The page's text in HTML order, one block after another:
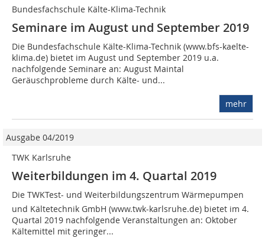
Bundesfachschule Kälte-Klima-Technik
Seminare im August und September 2019
Die Bundesfachschule Kälte-Klima-Technik (www.bfs-kaelte-
klima.de) bietet im August und September 2019 u.a.
nachfolgende Seminare an: August Maintal
Geräuschprobleme durch Kälte- und...
mehr
Ausgabe 04/2019
TWK Karlsruhe
Weiterbildungen im 4. Quartal 2019
Die TWKTest- und Weiterbildungszentrum Wärmepumpen
und Kältetechnik GmbH (www.twk-karlsruhe.de) bietet im 4.
Quartal 2019 nachfolgende Veranstaltungen an: Oktober
Kältemittel mit geringer...